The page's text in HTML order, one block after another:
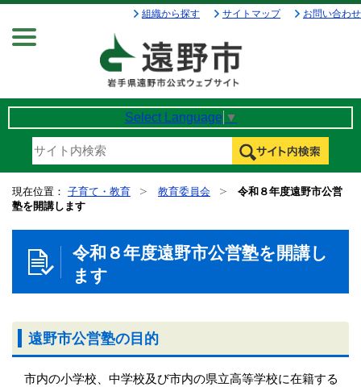
組織から探す サイトマップ お問い合わせ
Select Language ▼
現在位置： 子育て・教育 教育委員会
令和８年度遠野市公営
塾を開講します
令和８年度遠野市公営塾を開講し
ます
遠野市公営塾の目的
市内の小学校、中学校及び市内の県立高等学校に在籍する